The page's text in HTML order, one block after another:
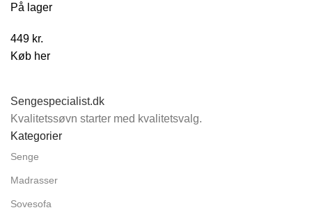
På lager
449 kr.
Køb her
Sengespecialist.dk
Kvalitetssøvn starter med kvalitetsvalg.
Kategorier
Senge
Madrasser
Sovesofa